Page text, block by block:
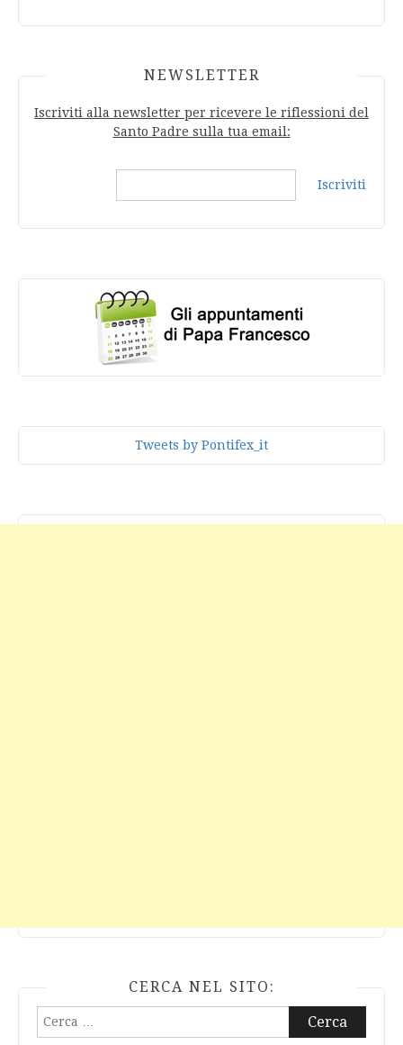
NEWSLETTER
Iscriviti alla newsletter per ricevere le riflessioni del
Santo Padre sulla tua email:
Iscriviti
Tweets by Pontifex_it
CERCA NEL SITO:
Ricerca
per: